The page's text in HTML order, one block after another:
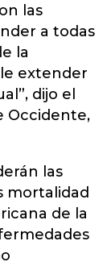
las
a todas
la
extender
dijo el
Occidente,
las
mortalidad
de la